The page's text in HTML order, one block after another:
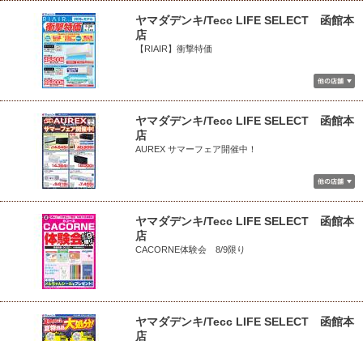
ヤマダデンキ/Tecc LIFE SELECT 函館本
店
【RIAIR】衝撃特価
ヤマダデンキ/Tecc LIFE SELECT 函館本
店
AUREX サマーフェア開催中！
ヤマダデンキ/Tecc LIFE SELECT 函館本
店
CACORNE体験会 8/9限り
ヤマダデンキ/Tecc LIFE SELECT 函館本
店